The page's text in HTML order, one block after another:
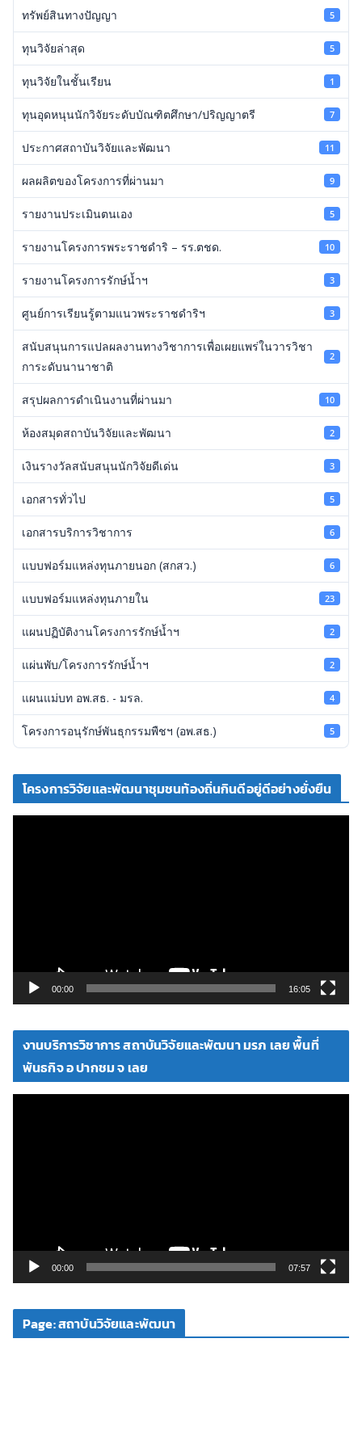
ทรัพย์สินทางปัญญา 5
ทุนวิจัยล่าสุด 5
ทุนวิจัยในชั้นเรียน 1
ทุนอุดหนุนนักวิจัยระดับบัณฑิตศึกษา/ปริญญาตรี 7
ประกาศสถาบันวิจัยและพัฒนา 11
ผลผลิตของโครงการที่ผ่านมา 9
รายงานประเมินตนเอง 5
รายงานโครงการพระราชดำริ – รร.ตชด. 10
รายงานโครงการรักษ์น้ำฯ 3
ศูนย์การเรียนรู้ตามแนวพระราชดำริฯ 3
สนับสนุนการแปลผลงานทางวิชาการเพื่อเผยแพร่ในวารวิชา
การะดับนานาชาติ
2
สรุปผลการดำเนินงานที่ผ่านมา 10
ห้องสมุดสถาบันวิจัยและพัฒนา 2
เงินรางวัลสนับสนุนนักวิจัยดีเด่น 3
เอกสารทั่วไป 5
เอกสารบริการวิชาการ 6
แบบฟอร์มแหล่งทุนภายนอก (สกสว.) 6
แบบฟอร์มแหล่งทุนภายใน 23
แผนปฏิบัติงานโครงการรักษ์น้ำฯ 2
แผ่นพับ/โครงการรักษ์น้ำฯ 2
แผนแม่บท อพ.สธ. - มรล. 4
โครงการอนุรักษ์พันธุกรรมพืชฯ (อพ.สธ.) 5
โครงการวิจัยและพัฒนาชุมชนท้องถิ่นกินดีอยู่ดีอย่างยั่งยืน
ดี
00:00 16:05
งานบริการวิชาการ สถาบันวิจัยและพัฒนา มรภ เลย พื้นที่
พันธกิจ อ ปากชม จ เลย
ดี
00:00 07:57
Page: สถาบันวิจัยและพัฒนา